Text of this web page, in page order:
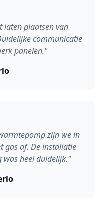
laten plaatsen van
communicatie
panelen."
zijn we in
gas af. De installatie
was heel duidelijk."